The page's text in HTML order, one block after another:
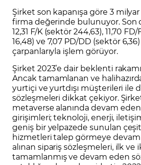
Şirket son kapanışa göre 3 milyar
firma değerinde bulunuyor. Son
12,31 F/K (sektör 244,63), 11,70
16,48) ve 7,07 PD/DD (sektör
çarpanlarıyla işlem görüyor.
Şirket 2023’e dair beklenti
Ancak tamamlanan ve
yurtiçi ve yurtdışı müşterileri ile
sözleşmeleri dikkat çekiyor.
metaverse alanında devam eden
girişimleri; teknoloji, enerji,
geniş bir yelpazede sunulan
hizmetleri talep görmeye devam
alınan sipariş sözleşmeleri, ilk ve
tamamlanmış ve devam eden